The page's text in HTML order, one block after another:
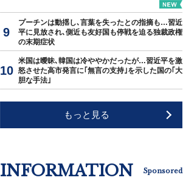
プーチンは動揺し､言葉を失ったとの指摘も…習近
平に見放され､側近も友好国も停戦を迫る独裁政権
の末期症状
米国は曖昧､韓国は冷ややかだったが…習近平を激
怒させた高市発言に｢無言の支持｣を示した国の｢大
胆な手法｣
もっと見る
INFORMATION Sponsored